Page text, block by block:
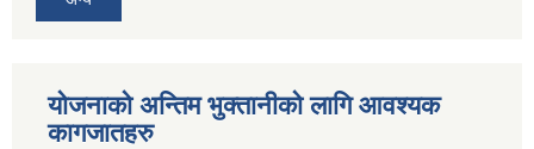
योजनाको अन्तिम भुक्तानीको लागि आवश्यक
कागजातहरु